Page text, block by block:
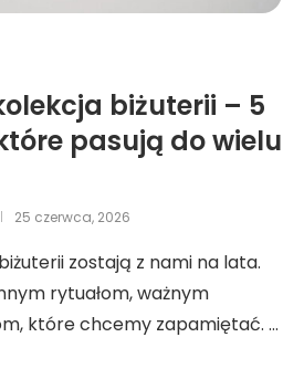
biżuterii – 5
pasują do wielu
25 czerwca, 2026
zostają z nami na lata.
rytuałom, ważnym
które chcemy zapamiętać. …